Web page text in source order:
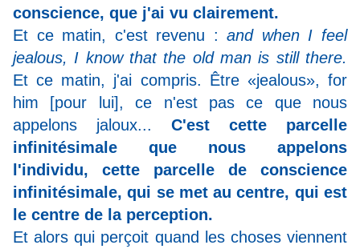
conscience, que j'ai vu clairement.
Et ce matin, c'est revenu :and when I feel
jealous, I know that the old man is still there.
Et ce matin, j'ai compris. Être «jealous», for
him [pour lui], ce n'est pas ce que nous
appelons jaloux... C'est cette parcelle
infinitésimale que nous appelons
l'individu, cette parcelle de conscience
infinitésimale, qui se met au centre, qui est
le centre de la perception.
Et alors qui perçoit quand les choses viennent